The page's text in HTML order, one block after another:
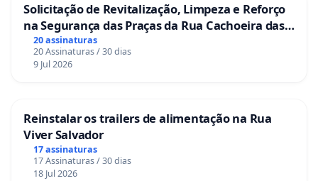
Solicitação de Revitalização, Limpeza e Reforço
na Segurança das Praças da Rua Cachoeira das
Sete Ilhas
20 assinaturas
20 Assinaturas / 30 dias
9 Jul 2026
Reinstalar os trailers de alimentação na Rua
Viver Salvador
17 assinaturas
17 Assinaturas / 30 dias
18 Jul 2026